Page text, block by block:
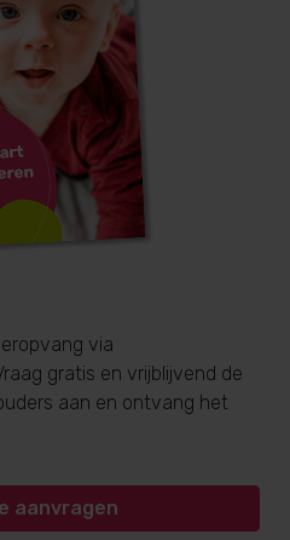
via
gratis en vrijblijvend de
aan en ontvang het
aanvragen